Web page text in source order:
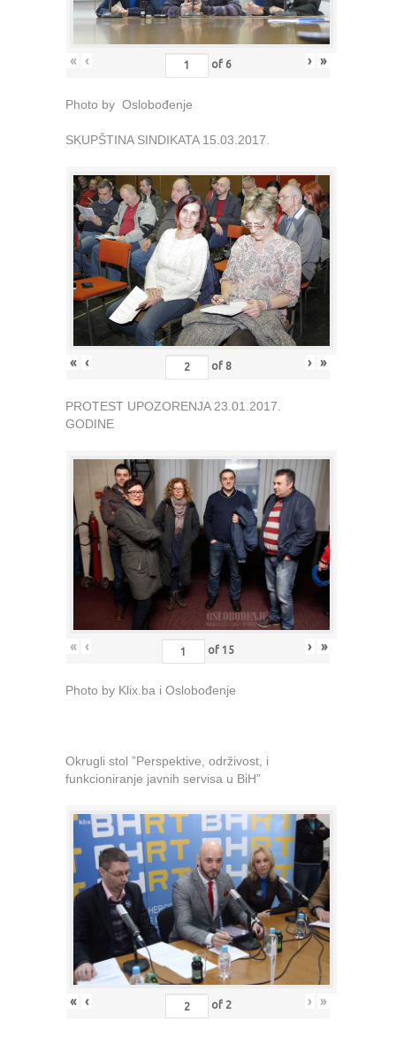
« ‹ of 6 › »
Photo by Oslobođenje
SKUPŠTINA SINDIKATA 15.03.2017.
« ‹ of 8 › »
PROTEST UPOZORENJA 23.01.2017.
GODINE
« ‹ of 15 › »
Photo by Klix.ba i Oslobođenje
Okrugli stol ”Perspektive, održivost, i
funkcioniranje javnih servisa u BiH”
« ‹ of 2 › »